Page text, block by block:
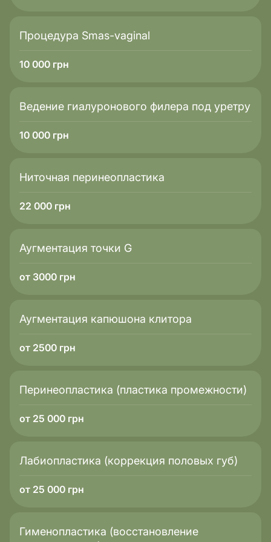
Процедура Smas-vaginal
10 000 грн
Ведение гиалуронового филера под уретру
10 000 грн
Ниточная перинеопластика
22 000 грн
Аугментация точки G
от 3000 грн
Аугментация капюшона клитора
от 2500 грн
Перинеопластика (пластика промежности)
от 25 000 грн
Лабиопластика (коррекция половых губ)
от 25 000 грн
Гименопластика (восстановление